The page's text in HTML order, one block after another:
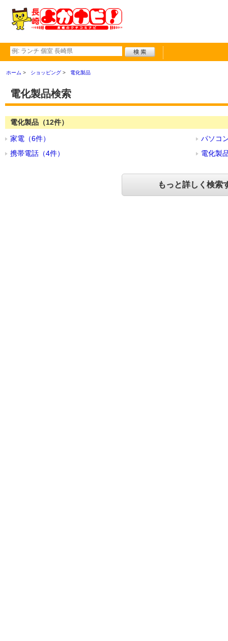
ホーム ショッピング 電化製品
電化製品検索
電化製品（12件）
家電（6件）
パソコ
携帯電話（4件）
電化製
もっと詳しく検索